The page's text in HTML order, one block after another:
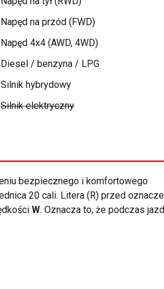
Napęd na przód (FWD)
Napęd 4x4 (AWD, 4WD)
Diesel / benzyna / LPG
Silnik hybrydowy
Silnik elektryczny
bezpiecznego i komfortowego
20 cali. Litera (R) przed
W. Oznacza to, że podczas